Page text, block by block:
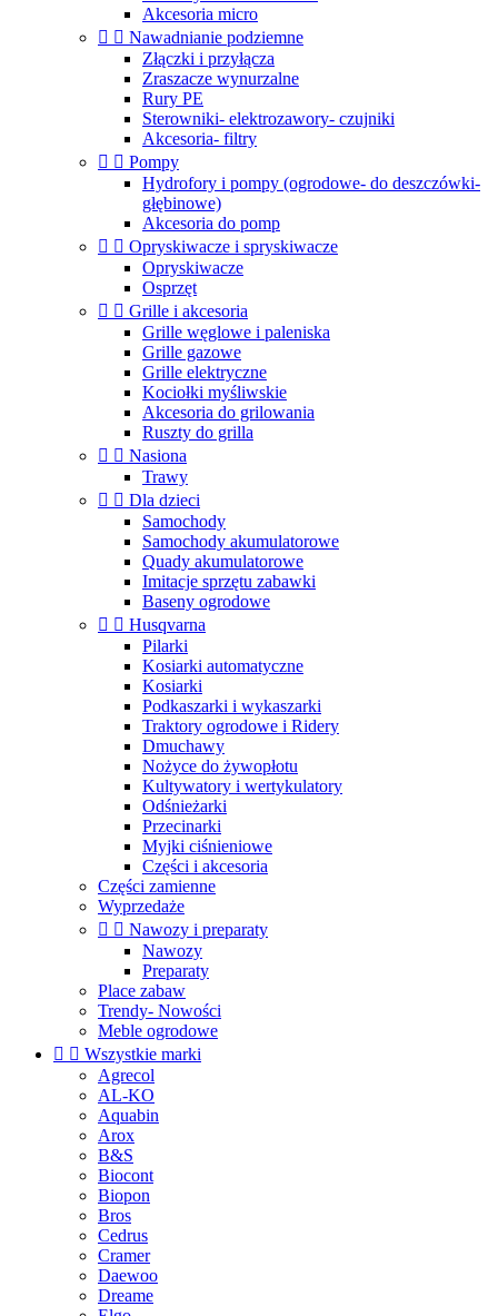
Akcesoria micro
  Nawadnianie podziemne
Złączki i przyłącza
Zraszacze wynurzalne
Rury PE
Sterowniki- elektrozawory- czujniki
Akcesoria- filtry
  Pompy
Hydrofory i pompy (ogrodowe- do deszczówki-
głębinowe)
Akcesoria do pomp
  Opryskiwacze i spryskiwacze
Opryskiwacze
Osprzęt
  Grille i akcesoria
Grille węglowe i paleniska
Grille gazowe
Grille elektryczne
Kociołki myśliwskie
Akcesoria do grilowania
Ruszty do grilla
  Nasiona
Trawy
  Dla dzieci
Samochody
Samochody akumulatorowe
Quady akumulatorowe
Imitacje sprzętu zabawki
Baseny ogrodowe
  Husqvarna
Pilarki
Kosiarki automatyczne
Kosiarki
Podkaszarki i wykaszarki
Traktory ogrodowe i Ridery
Dmuchawy
Nożyce do żywopłotu
Kultywatory i wertykulatory
Odśnieżarki
Przecinarki
Myjki ciśnieniowe
Części i akcesoria
Części zamienne
Wyprzedaże
  Nawozy i preparaty
Nawozy
Preparaty
Place zabaw
Trendy- Nowości
Meble ogrodowe
  Wszystkie marki
Agrecol
AL-KO
Aquabin
Arox
B&S
Biocont
Biopon
Bros
Cedrus
Cramer
Daewoo
Dreame